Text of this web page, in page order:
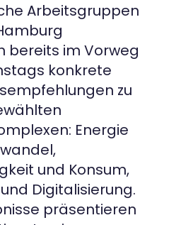
Arbeitsgruppen
bereits im Vorweg
konkrete
zu
Energie
und Konsum,
Digitalisierung.
präsentieren